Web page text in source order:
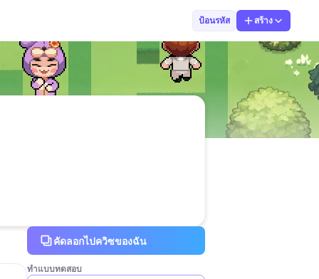
ป้อนรหัส สร้าง
คัดลอกไปควิซของฉัน
ทำแบบทดสอบ